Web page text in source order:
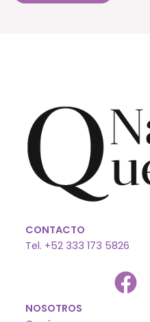
CONTACTO
Tel. +52 333 173 5826
NOSOTROS